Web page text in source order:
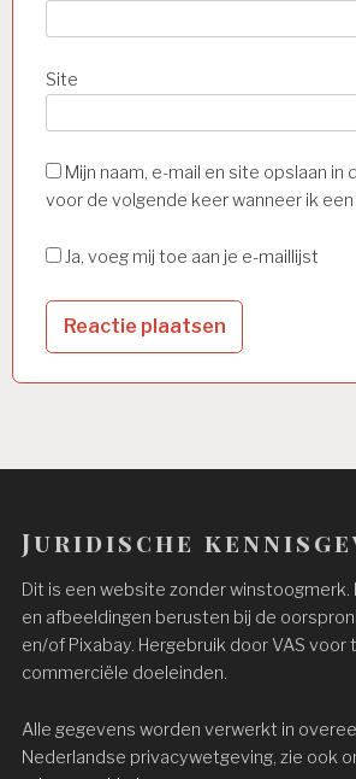
Site
Mijn naam, e-mail en site opslaan in
voor de volgende keer wanneer ik
Ja, voeg mij toe aan je e-maillijst
Juridische
Dit is een website zonder winstoogmerk.
en afbeeldingen berusten bij de
en/of Pixabay. Hergebruik door VAS
commerciële doeleinden.
Alle gegevens worden verwerkt in
Nederlandse privacywetgeving, zie ook